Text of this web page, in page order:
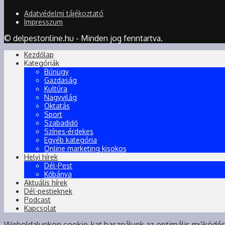
Adatvédelmi tájékoztató
Impresszum
© delpestonline.hu - Minden jog fenntartva.
Kezdőlap
Kategóriák
Bűnügy
Gazdaság
Kultúra
Nagyvilág
Oktatás
Sport
Szabadidő
Színes-érdekes
Egyéb kategória
Online marketing kisokos
Helyi hírek
Dél-Pest
Kőbánya
Aktuális hírek
Dél-pestieknek
Podcast
Kapcsolat